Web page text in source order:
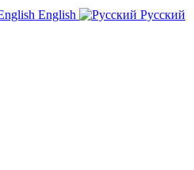
English Русский